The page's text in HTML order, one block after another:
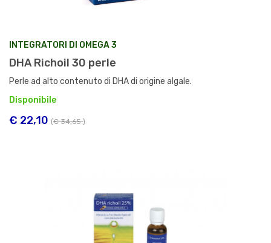
INTEGRATORI DI OMEGA 3
DHA Richoil 30 perle
Perle ad alto contenuto di DHA di origine algale.
Disponibile
€ 22,10 (€ 34,65)